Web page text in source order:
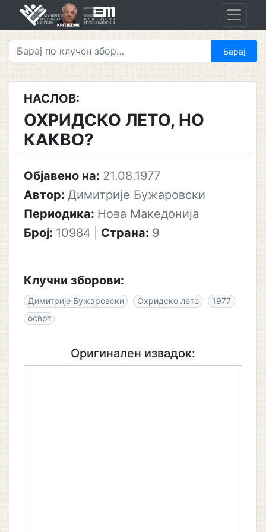
НАСЛОВ:
ОХРИДСКО ЛЕТО, НО
КАКВО?
Објавено на: 21.08.1977
Автор: Димитрије Бужаровски
Периодика: Нова Македонија
Број: 10984 Страна: 9
Клучни зборови:
Димитрије Бужаровски Охридско лето
1977
осврт
Оригинален извадок: